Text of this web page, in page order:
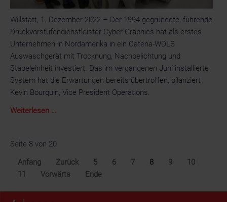
Schneiden
und
Rillen
in
neue
Märkte
zu
bringen
Willstätt, 1. Dezember 2022 – Der 1994 gegründete, führende
Druckvorstufendienstleister Cyber Graphics hat als erstes
Unternehmen in Nordamerika in ein Catena-WDLS
Auswaschgerät mit Trocknung, Nachbelichtung und
Stapeleinheit investiert. Das im vergangenen Juni installierte
System hat die Erwartungen bereits übertroffen, bilanziert
Kevin Bourquin, Vice President Operations.
Weiterlesen …
als
erstes
Unternehmen
Seite 8 von 20
Anfang
Zurück 5 6 7 8 9
10
11
Vorwärts Ende